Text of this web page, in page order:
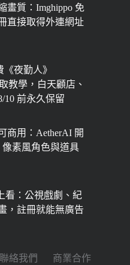
畫質：Imghippo 免
直接取得外連網址
《夜勤人》
教學，白天顧店、
10 前永久保留
商用：AetherAI 開
像素風角色與道具
看：公視戲劇、紀
，註冊就能無廣告
聯絡我們 商業合作